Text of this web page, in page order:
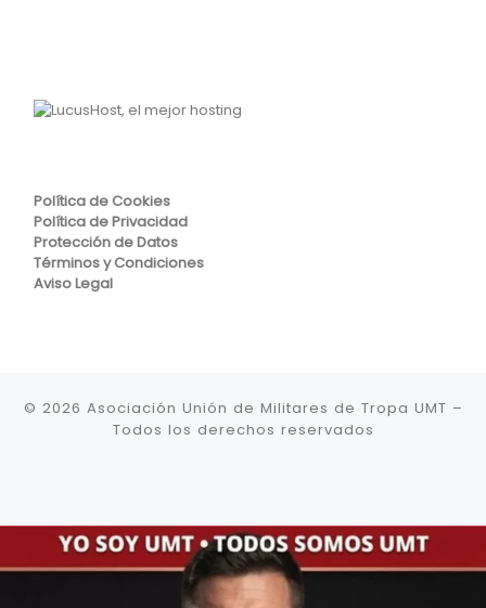
Política de Cookies
Política de Privacidad
Protección de Datos
Términos y Condiciones
Aviso Legal
© 2026 Asociación Unión de Militares de Tropa UMT –
Todos los derechos reservados